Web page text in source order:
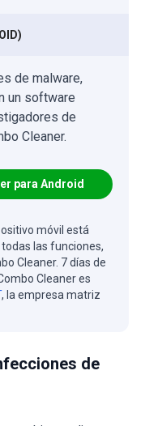
de malware,
un software
de
Cleaner.
para Android
móvil está
las funciones,
Cleaner. 7 días de
Cleaner es
, la empresa matriz
de